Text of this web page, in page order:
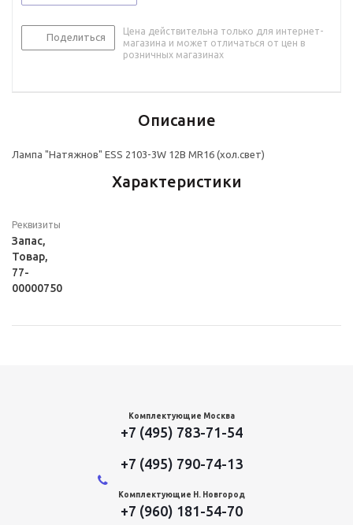
Поделиться
Цена действительна только для интернет-
магазина и может отличаться от цен в
розничных магазинах
Описание
Лампа "Натяжнов" ESS 2103-3W 12В MR16 (хол.свет)
Характеристики
Реквизиты
Запас,
Товар,
77-
00000750
Комплектующие Москва
+7 (495) 783-71-54
+7 (495) 790-74-13
Комплектующие Н. Новгород
+7 (960) 181-54-70